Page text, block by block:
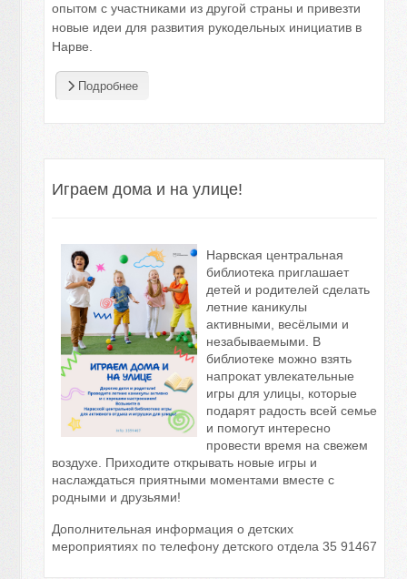
опытом с участниками из другой страны и привезти
новые идеи для развития рукодельных инициатив в
Нарве.
Подробнее
Играем дома и на улице!
Нарвская центральная
библиотека приглашает
детей и родителей сделать
летние каникулы
активными, весёлыми и
незабываемыми. В
библиотеке можно взять
напрокат увлекательные
игры для улицы, которые
подарят радость всей семье
и помогут интересно
провести время на свежем
воздухе. Приходите открывать новые игры и
наслаждаться приятными моментами вместе с
родными и друзьями!
Дополнительная информация о детских
мероприятиях по телефону детского отдела 35 91467